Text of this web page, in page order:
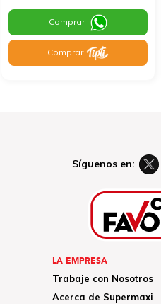
Comprar
Comprar
Síguenos en:
LA EMPRESA
Trabaje con Nosotros
Acerca de Supermaxi